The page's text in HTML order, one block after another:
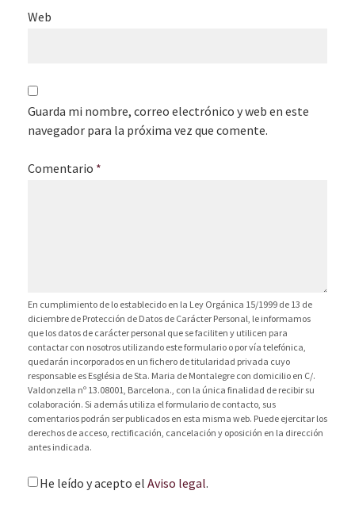
Web
Guarda mi nombre, correo electrónico y web en este
navegador para la próxima vez que comente.
Comentario *
En cumplimiento de lo establecido en la Ley Orgánica 15/1999 de 13 de
diciembre de Protección de Datos de Carácter Personal, le informamos
que los datos de carácter personal que se faciliten y utilicen para
contactar con nosotros utilizando este formulario o por vía telefónica,
quedarán incorporados en un fichero de titularidad privada cuyo
responsable es Església de Sta. Maria de Montalegre con domicilio en C/.
Valdonzella nº 13.08001, Barcelona., con la única finalidad de recibir su
colaboración. Si además utiliza el formulario de contacto, sus
comentarios podrán ser publicados en esta misma web. Puede ejercitar los
derechos de acceso, rectificación, cancelación y oposición en la dirección
antes indicada.
He leído y acepto el Aviso legal.